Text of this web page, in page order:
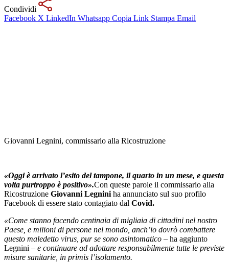
Condividi
Facebook X LinkedIn Whatsapp Copia Link Stampa Email
Giovanni Legnini, commissario alla Ricostruzione
«Oggi è arrivato l’esito del tampone, il quarto in un mese, e questa
volta purtroppo è positivo».Con queste parole il commissario alla
Ricostruzione Giovanni Legnini ha annunciato sul suo profilo
Facebook di essere stato contagiato dal Covid.
«Come stanno facendo centinaia di migliaia di cittadini nel nostro
Paese, e milioni di persone nel mondo, anch’io dovrò combattere
questo maledetto virus, pur se sono asintomatico – ha aggiunto
Legnini – e continuare ad adottare responsabilmente tutte le previste
misure sanitarie, in primis l’isolamento.